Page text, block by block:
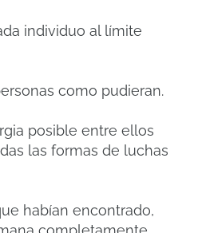
individuo al límite
como pudieran.
posible entre ellos
las formas de luchas
habían encontrado,